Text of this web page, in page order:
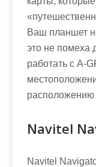
Ваш планшет
это не помеха
работать с A-
Navitel
Navitel